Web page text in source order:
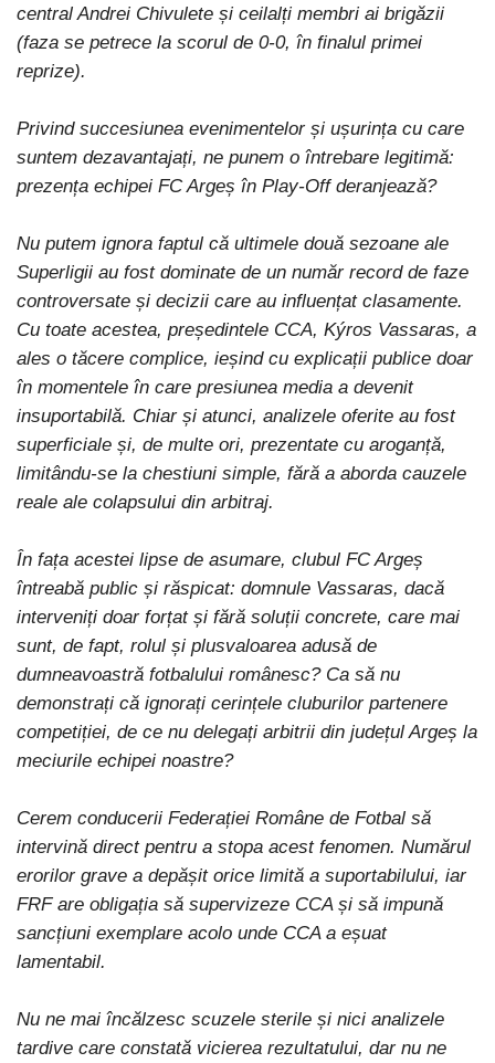
central Andrei Chivulete și ceilalți membri ai brigăzii
(faza se petrece la scorul de 0-0, în finalul primei
reprize).
Privind succesiunea evenimentelor și ușurința cu care
suntem dezavantajați, ne punem o întrebare legitimă:
prezența echipei FC Argeș în Play-Off deranjează?
Nu putem ignora faptul că ultimele două sezoane ale
Superligii au fost dominate de un număr record de faze
controversate și decizii care au influențat clasamente.
Cu toate acestea, președintele CCA, Kýros Vassaras, a
ales o tăcere complice, ieșind cu explicații publice doar
în momentele în care presiunea media a devenit
insuportabilă. Chiar și atunci, analizele oferite au fost
superficiale și, de multe ori, prezentate cu aroganță,
limitându-se la chestiuni simple, fără a aborda cauzele
reale ale colapsului din arbitraj.
În fața acestei lipse de asumare, clubul FC Argeș
întreabă public și răspicat: domnule Vassaras, dacă
interveniți doar forțat și fără soluții concrete, care mai
sunt, de fapt, rolul și plusvaloarea adusă de
dumneavoastră fotbalului românesc? Ca să nu
demonstrați că ignorați cerințele cluburilor partenere
competiției, de ce nu delegați arbitrii din județul Argeș la
meciurile echipei noastre?
Cerem conducerii Federației Române de Fotbal să
intervină direct pentru a stopa acest fenomen. Numărul
erorilor grave a depășit orice limită a suportabilului, iar
FRF are obligația să supervizeze CCA și să impună
sancțiuni exemplare acolo unde CCA a eșuat
lamentabil.
Nu ne mai încălzesc scuzele sterile și nici analizele
tardive care constată vicierea rezultatului, dar nu ne